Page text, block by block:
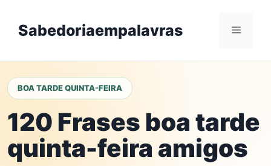
contentSabedoriaempalavras Menu
BOA TARDE QUINTA-FEIRA
120 Frases boa tarde
quinta-feira amigos